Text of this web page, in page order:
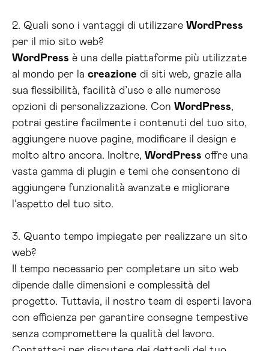
2. Quali sono i vantaggi di utilizzare WordPress
per il mio sito web?
WordPress è una delle piattaforme più utilizzate
al mondo per la creazione di siti web, grazie alla
sua flessibilità, facilità d’uso e alle numerose
opzioni di personalizzazione. Con WordPress,
potrai gestire facilmente i contenuti del tuo sito,
aggiungere nuove pagine, modificare il design e
molto altro ancora. Inoltre, WordPress offre una
vasta gamma di plugin e temi che consentono di
aggiungere funzionalità avanzate e migliorare
l’aspetto del tuo sito.
3. Quanto tempo impiegate per realizzare un sito
web?
Il tempo necessario per completare un sito web
dipende dalle dimensioni e complessità del
progetto. Tuttavia, il nostro team di esperti lavora
con efficienza per garantire consegne tempestive
senza compromettere la qualità del lavoro.